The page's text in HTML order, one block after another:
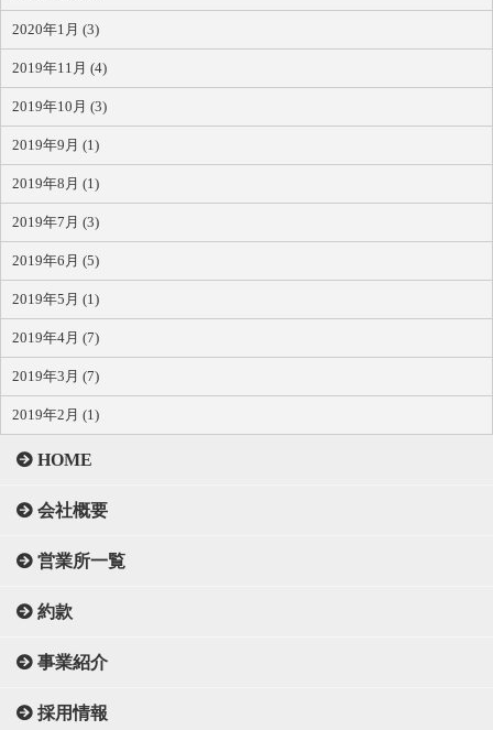
2020年1月 (3)
2019年11月 (4)
2019年10月 (3)
2019年9月 (1)
2019年8月 (1)
2019年7月 (3)
2019年6月 (5)
2019年5月 (1)
2019年4月 (7)
2019年3月 (7)
2019年2月 (1)
HOME
会社概要
営業所一覧
約款
事業紹介
採用情報